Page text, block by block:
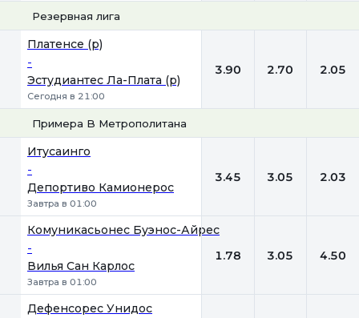
Резервная лига
Платенсе (р)
-
Эстудиантес Ла-Плата (р)
Сегодня в 21:00
3.90 2.70 2.05
Примера B Метрополитана
Итусаинго
-
Депортиво Камионерос
Завтра в 01:00
3.45 3.05 2.03
Комуникасьонес Буэнос-Айрес
-
Вилья Сан Карлос
Завтра в 01:00
1.78 3.05 4.50
Дефенсорес Унидос